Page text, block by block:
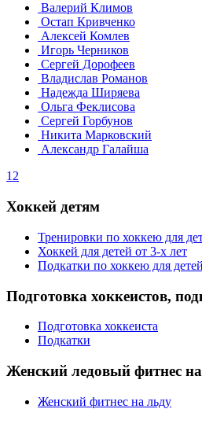
Валерий Климов
Остап Кривченко
Алексей Комлев
Игорь Черников
Сергей Дорофеев
Владислав Романов
Надежда Ширяева
Ольга Феклисова
Сергей Горбунов
Никита Марковский
Александр Галайша
12
Хоккей детям
Тренировки по хоккею для
Хоккей для детей от 3-х лет
Подкатки по хоккею для детей
Подготовка хоккеистов,
Подготовка хоккеиста
Подкатки
Женский ледовый фитнес
Женский фитнес на льду